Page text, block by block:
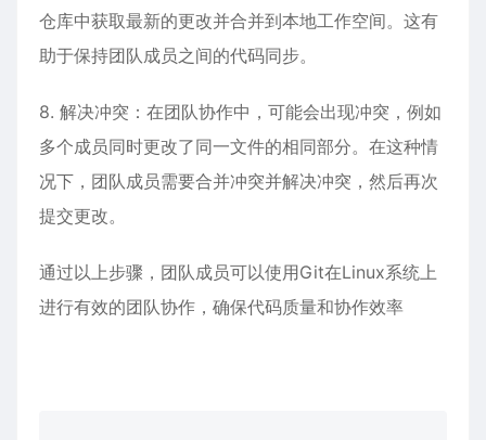
仓库中获取最新的更改并合并到本地工作空间。这有
助于保持团队成员之间的代码同步。
8. 解决冲突：在团队协作中，可能会出现冲突，例如
多个成员同时更改了同一文件的相同部分。在这种情
况下，团队成员需要合并冲突并解决冲突，然后再次
提交更改。
通过以上步骤，团队成员可以使用Git在Linux系统上
进行有效的团队协作，确保代码质量和协作效率